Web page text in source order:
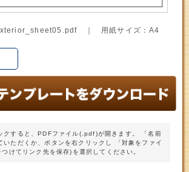
｜ 用紙サイズ：A4
クすると、PDFファイル(.pdf)が開きます。 「名前
いただくか、ボタンを右クリックし 「対象をファイ
けてリンク先を保存)を選択してください。